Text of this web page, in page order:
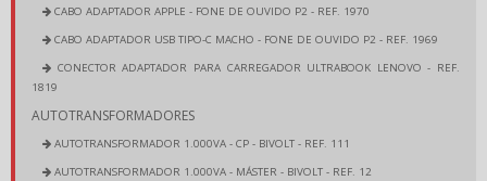
CABO ADAPTADOR APPLE - FONE DE OUVIDO P2 - REF. 1970
CABO ADAPTADOR USB TIPO-C MACHO - FONE DE OUVIDO P2 - REF. 1969
CONECTOR ADAPTADOR PARA CARREGADOR ULTRABOOK LENOVO - REF.
1819
AUTOTRANSFORMADORES
AUTOTRANSFORMADOR 1.000VA - CP - BIVOLT - REF. 111
AUTOTRANSFORMADOR 1.000VA - MÁSTER - BIVOLT - REF. 12